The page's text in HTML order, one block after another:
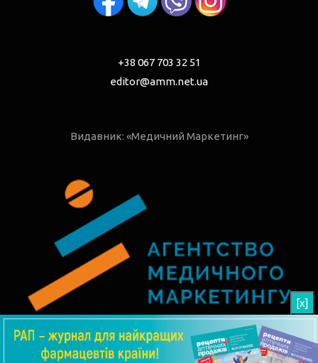
+38 067 703 32 51
editor@amm.net.ua
Видавник: «Медичний Маркетинг»
[x]